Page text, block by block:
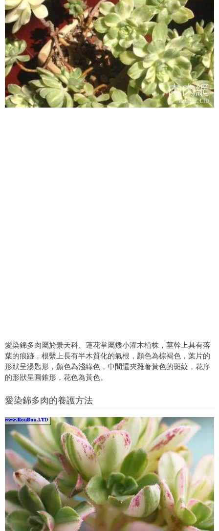
愛染錦多肉屬於景天科、蓮花掌屬矮小灌木植株，莖幹上具有落
葉的痕跡，根繫上長有半木質化的氣根，顏色為棕褐色，葉片的
形狀呈湯匙形，顏色為淺綠色，中間還夾雜著黃色的斑紋，花序
的形狀呈圓錐形，花色為黃色。
愛染錦多肉的養護方法